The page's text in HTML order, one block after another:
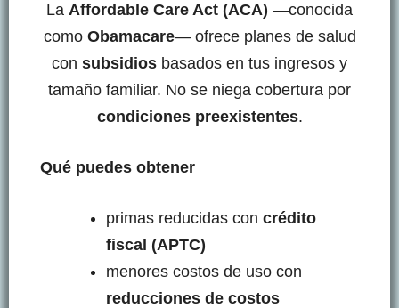
La Affordable Care Act (ACA) —conocida
como Obamacare— ofrece planes de salud
con subsidios basados en tus ingresos y
tamaño familiar. No se niega cobertura por
condiciones preexistentes.
Qué puedes obtener
primas reducidas con crédito
fiscal (APTC)
menores costos de uso con
reducciones de costos